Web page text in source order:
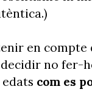
en compte
no fer-
com es